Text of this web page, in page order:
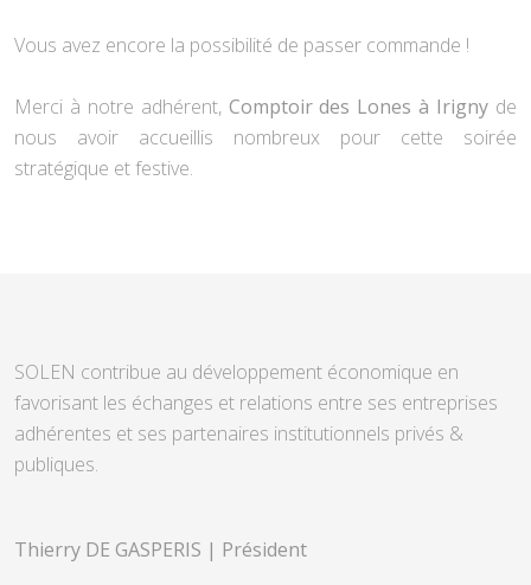
Vous avez encore la possibilité de passer commande !
Merci à notre adhérent, Comptoir des Lones à Irigny de
nous avoir accueillis nombreux pour cette soirée
stratégique et festive.
SOLEN contribue au développement économique en
favorisant les échanges et relations entre ses entreprises
adhérentes et ses partenaires institutionnels privés &
publiques.
Thierry DE GASPERIS | Président